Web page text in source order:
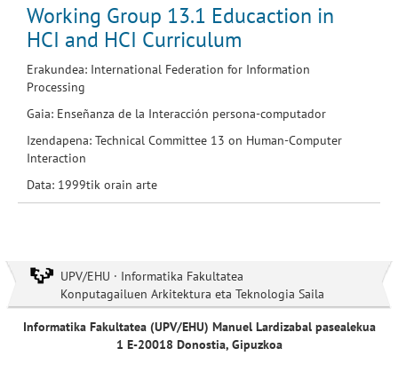
Working Group 13.1 Educaction in
HCI and HCI Curriculum
Erakundea: International Federation for Information
Processing
Gaia: Enseñanza de la Interacción persona-computador
Izendapena: Technical Committee 13 on Human-Computer
Interaction
Data: 1999tik orain arte
UPV/EHU · Informatika Fakultatea
Konputagailuen Arkitektura eta Teknologia Saila
Informatika Fakultatea (UPV/EHU) Manuel Lardizabal pasealekua
1 E-20018 Donostia, Gipuzkoa